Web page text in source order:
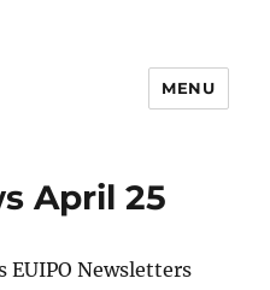
MENU
April 25
EUIPO Newsletters